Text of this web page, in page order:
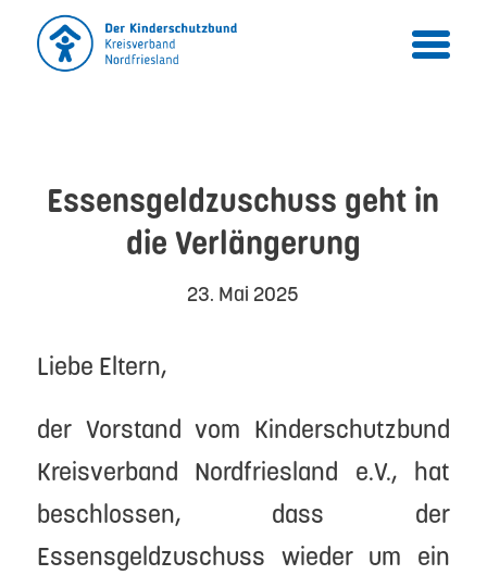
Essensgeldzuschuss geht in
die Verlängerung
23. Mai 2025
Liebe Eltern,
der Vorstand vom Kinderschutzbund
Kreisverband Nordfriesland e.V., hat
beschlossen, dass der
Essensgeldzuschuss wieder um ein